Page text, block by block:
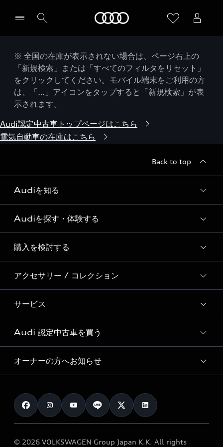
※ 全国の在庫が表示されない場合は、ページ右上の
「新規検索」または「すべてのフィルタをリセット」
をクリックしてください。モバイル端末をご利用の方
は、「…」アイコンをタップすると「新規検索」が表
示されます。
Audi認定中古車トップページはこちら
電気自動車の在庫はこちら
Back to top
Audiを知る
Audi ブランド
Story of Progress
Audi Sport
Formula 1®
デジタルサービス
Audiを探す・体験する
ディーラー検索
新車在庫検索
試乗車・展示車検索
見積り依頼
試乗予約
購入を検討する
モデル一覧
特別仕様モデル / 限定モデル
e-tronラインアップ
価格シミュレーション
車両比較
カタログ一覧
アクセサリー / コレクション
純正アクセサリー
オンラインショップ
Audi collection
アウディナビアプリ
サービス
サービス入庫予約
サービスプログラム
メンテナンス
車検 / 定期点検
e-tronアフターサポート
Audi 認定中古車を買う
Audi認定中古車
クオリティ
保証
メンテナンス
オーナーの方へお知らせ
お知らせ
オーナー様向けキャンペーン
© 2026 VOLKSWAGEN Group Japan K.K. All rights